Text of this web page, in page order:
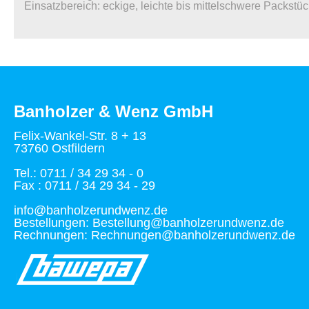
Einsatzbereich: eckige, leichte bis mittelschwere
Banholzer & Wenz GmbH
Felix-Wankel-Str. 8 + 13
73760 Ostfildern
Tel.: 0711 / 34 29 34 - 0
Fax : 0711 / 34 29 34 - 29
info@banholzerundwenz.de
Bestellungen: Bestellung@banholzerundwenz.de
Rechnungen: Rechnungen@banholzerundwenz.de